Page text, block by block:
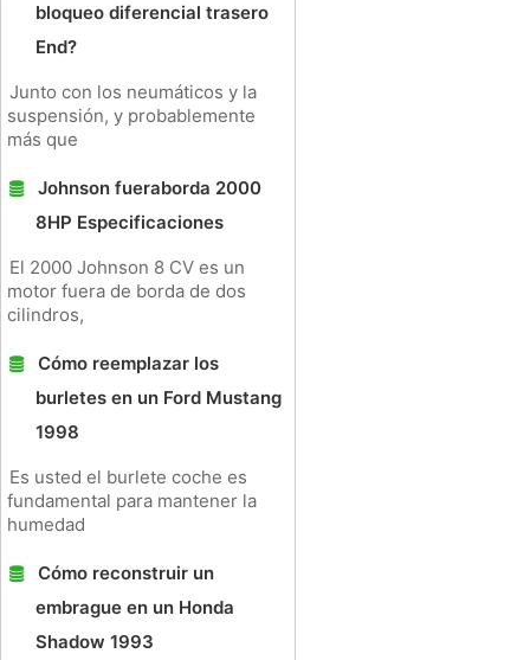
bloqueo diferencial trasero
End?
Junto con los neumáticos y la
suspensión, y probablemente
más que
Johnson fueraborda 2000
8HP Especificaciones
El 2000 Johnson 8 CV es un
motor fuera de borda de dos
cilindros,
Cómo reemplazar los
burletes en un Ford Mustang
1998
Es usted el burlete coche es
fundamental para mantener la
humedad
Cómo reconstruir un
embrague en un Honda
Shadow 1993